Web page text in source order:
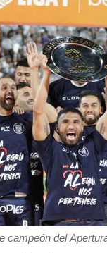
campeón del